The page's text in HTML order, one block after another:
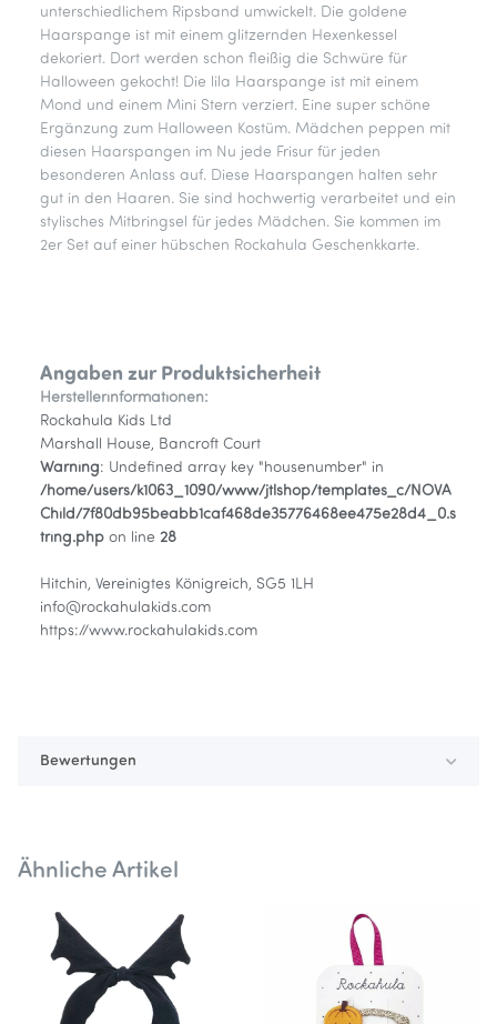
unterschiedlichem Ripsband umwickelt. Die goldene
Haarspange ist mit einem glitzernden Hexenkessel
dekoriert. Dort werden schon fleißig die Schwüre für
Halloween gekocht! Die lila Haarspange ist mit einem
Mond und einem Mini Stern verziert. Eine super schöne
Ergänzung zum Halloween Kostüm. Mädchen peppen mit
diesen Haarspangen im Nu jede Frisur für jeden
besonderen Anlass auf. Diese Haarspangen halten sehr
gut in den Haaren. Sie sind hochwertig verarbeitet und ein
stylisches Mitbringsel für jedes Mädchen. Sie kommen im
2er Set auf einer hübschen Rockahula Geschenkkarte.
Angaben zur Produktsicherheit
Herstellerinformationen:
Rockahula Kids Ltd
Marshall House, Bancroft Court
Warning: Undefined array key "housenumber" in
/home/users/k1063_1090/www/jtlshop/templates_c/NOVA
Child/7f80db95beabb1caf468de35776468ee475e28d4_0.s
tring.php on line 28
Hitchin, Vereinigtes Königreich, SG5 1LH
info@rockahulakids.com
https://www.rockahulakids.com
Bewertungen
Ähnliche Artikel